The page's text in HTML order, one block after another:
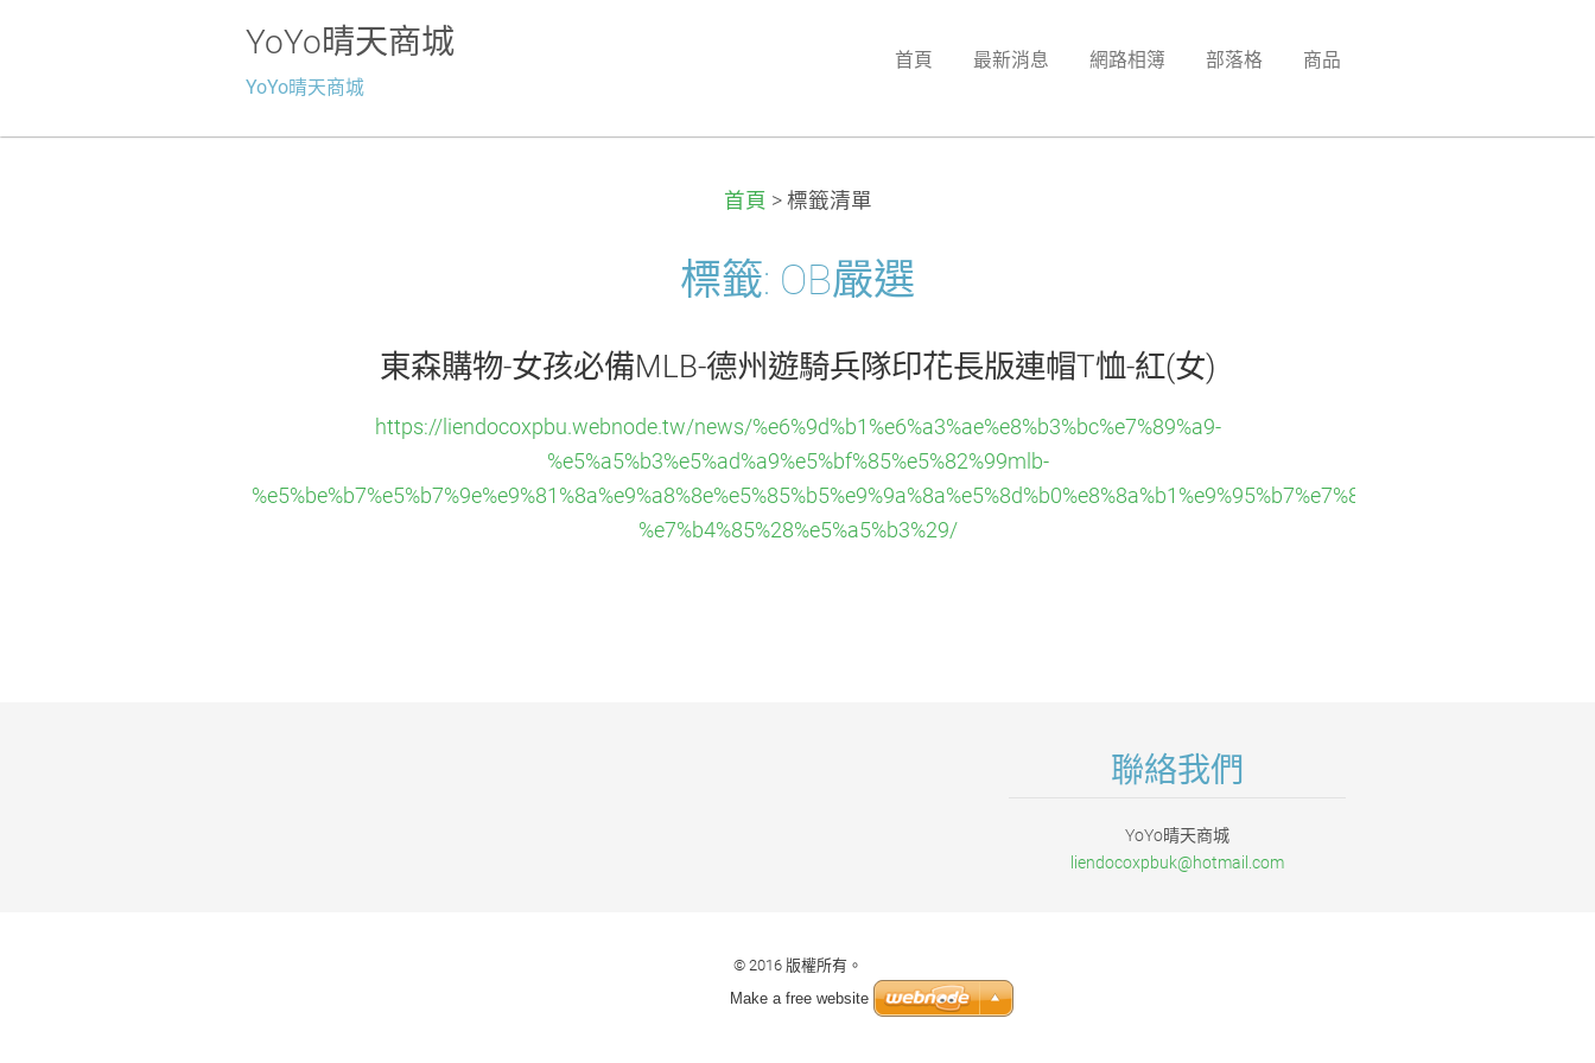
YoYo晴天商城
YoYo晴天商城
首頁 最新消息 網路相簿 部落格 商品
首頁 > 標籤清單
標籤: OB嚴選
東森購物-女孩必備MLB-德州遊騎兵隊印花長版連帽T恤-紅(女)
https://liendocoxpbu.webnode.tw/news/%e6%9d%b1%e6%a3%ae%e8%b3%bc%e7%89%a9-
%e5%a5%b3%e5%ad%a9%e5%bf%85%e5%82%99mlb-
%e7%b4%85%28%e5%a5%b3%29/
聯絡我們
YoYo晴天商城
liendocoxpbuk@hotmail.com
© 2016 版權所有。
Make a free website